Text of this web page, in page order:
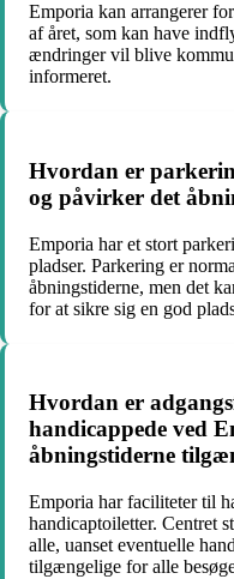
Emporia kan arrangerer
af året, som kan have
ændringer vil blive
informeret.
Hvordan er
og påvirker det
Emporia har et stort
pladser. Parkering er
åbningstiderne, men det
for at sikre sig en god
Hvordan er
handicappede ved
åbningstiderne
Emporia har faciliteter til
handicaptoiletter. Centret
alle, uanset eventuelle
tilgængelige for alle